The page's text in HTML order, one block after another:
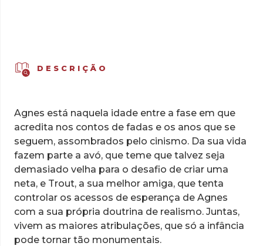
DESCRIÇÃO
Agnes está naquela idade entre a fase em que
acredita nos contos de fadas e os anos que se
seguem, assombrados pelo cinismo. Da sua vida
fazem parte a avó, que teme que talvez seja
demasiado velha para o desafio de criar uma
neta, e Trout, a sua melhor amiga, que tenta
controlar os acessos de esperança de Agnes
com a sua própria doutrina de realismo. Juntas,
vivem as maiores atribulações, que só a infância
pode tornar tão monumentais.